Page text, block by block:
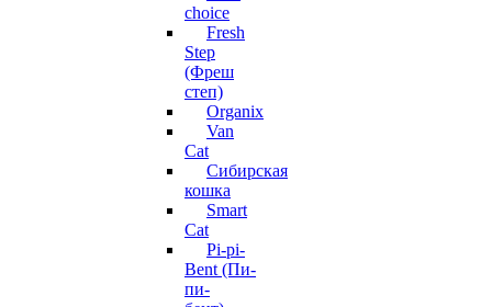
choice
Fresh
Step
(Фреш
степ)
Organix
Van
Cat
Сибирская
кошка
Smart
Cat
Pi-pi-
Bent (Пи-
пи-